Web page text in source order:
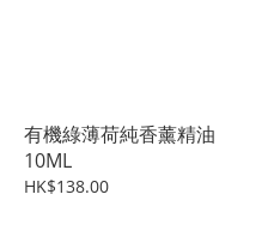
有機綠薄荷純香薰精油
10ML
HK$138.00